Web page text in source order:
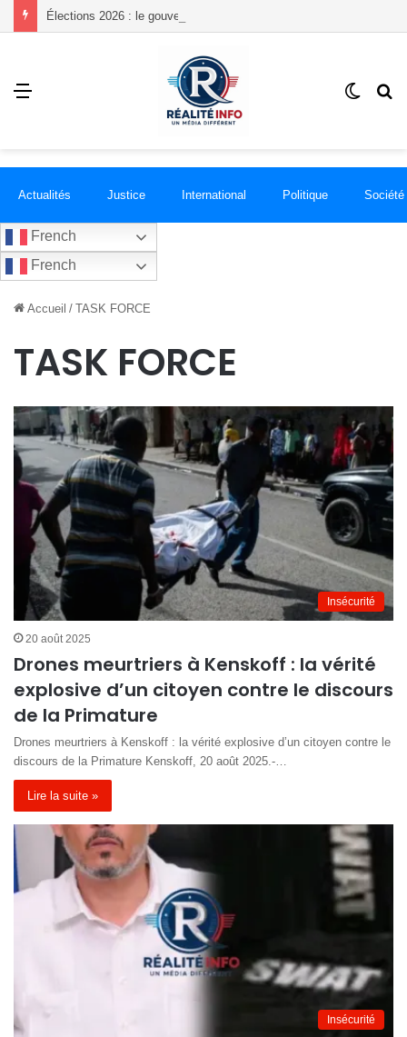
Menu
Switch
Actualités Justice International Politique Société
French
French
Accueil / TASK FORCE
TASK FORCE
Insécurité
20 août 2025
Drones meurtriers à Kenskoff : la vérité
explosive d’un citoyen contre le discours
de la Primature
Drones meurtriers à Kenskoff : la vérité explosive d’un citoyen contre le
discours de la Primature Kenskoff, 20 août 2025.-…
Lire la suite »
Insécurité